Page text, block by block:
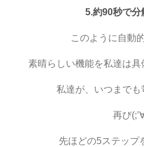
5.約90秒で分
このように自動
素晴らしい機能を私達は具
私達が、いつまでも
再び
先ほどの5ステップ